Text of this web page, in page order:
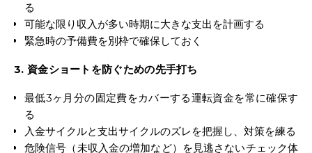
る
可能な限り収入が多い時期に大きな支出を計画する
緊急時の予備費を別枠で確保しておく
3. 資金ショートを防ぐための先手打ち
最低3ヶ月分の固定費をカバーする運転資金を常に確保す
る
入金サイクルと支出サイクルのズレを把握し、対策を練る
危険信号（未収入金の増加など）を見逃さないチェック体